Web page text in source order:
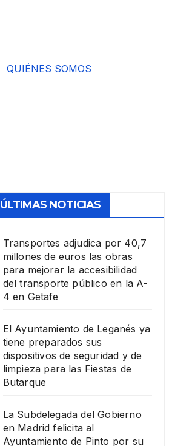
QUIÉNES SOMOS
ÚLTIMAS NOTICIAS
Transportes adjudica por 40,7
millones de euros las obras
para mejorar la accesibilidad
del transporte público en la A-
4 en Getafe
El Ayuntamiento de Leganés ya
tiene preparados sus
dispositivos de seguridad y de
limpieza para las Fiestas de
Butarque
La Subdelegada del Gobierno
en Madrid felicita al
Ayuntamiento de Pinto por su